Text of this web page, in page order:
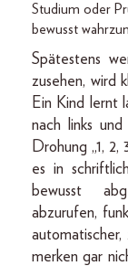
Studium oder
bewusst
Spätestens
zusehen, wird
Ein Kind lernt
nach links
Drohung „1, 2,
es in
bewusst
abzurufen,
merken gar